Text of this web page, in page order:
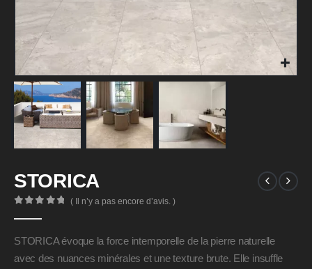
STORICA
( Il n’y a pas encore d’avis. )
STORICA évoque la force intemporelle de la pierre naturelle
avec des nuances minérales et une texture brute. Elle insuffle